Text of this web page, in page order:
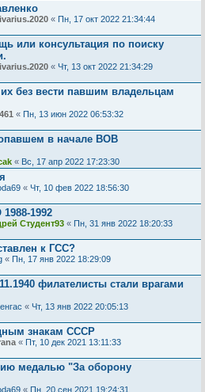
« Пн, 17 окт 2022 21:34:44
или консультация по поиску
« Чт, 13 окт 2022 21:34:29
без вести павшим владельцам
« Пн, 13 июн 2022 06:53:32
в начале ВОВ
« Вс, 17 апр 2022 17:23:30
« Чт, 10 фев 2022 18:56:30
1992
Студент93 « Пн, 31 янв 2022 18:20:33
к ГСС?
« Пн, 17 янв 2022 18:29:09
филателисты стали врагами
« Чт, 13 янв 2022 20:05:13
знакам СССР
« Пт, 10 дек 2021 13:11:33
медалью "За оборону
« Пн, 20 сен 2021 19:24:31